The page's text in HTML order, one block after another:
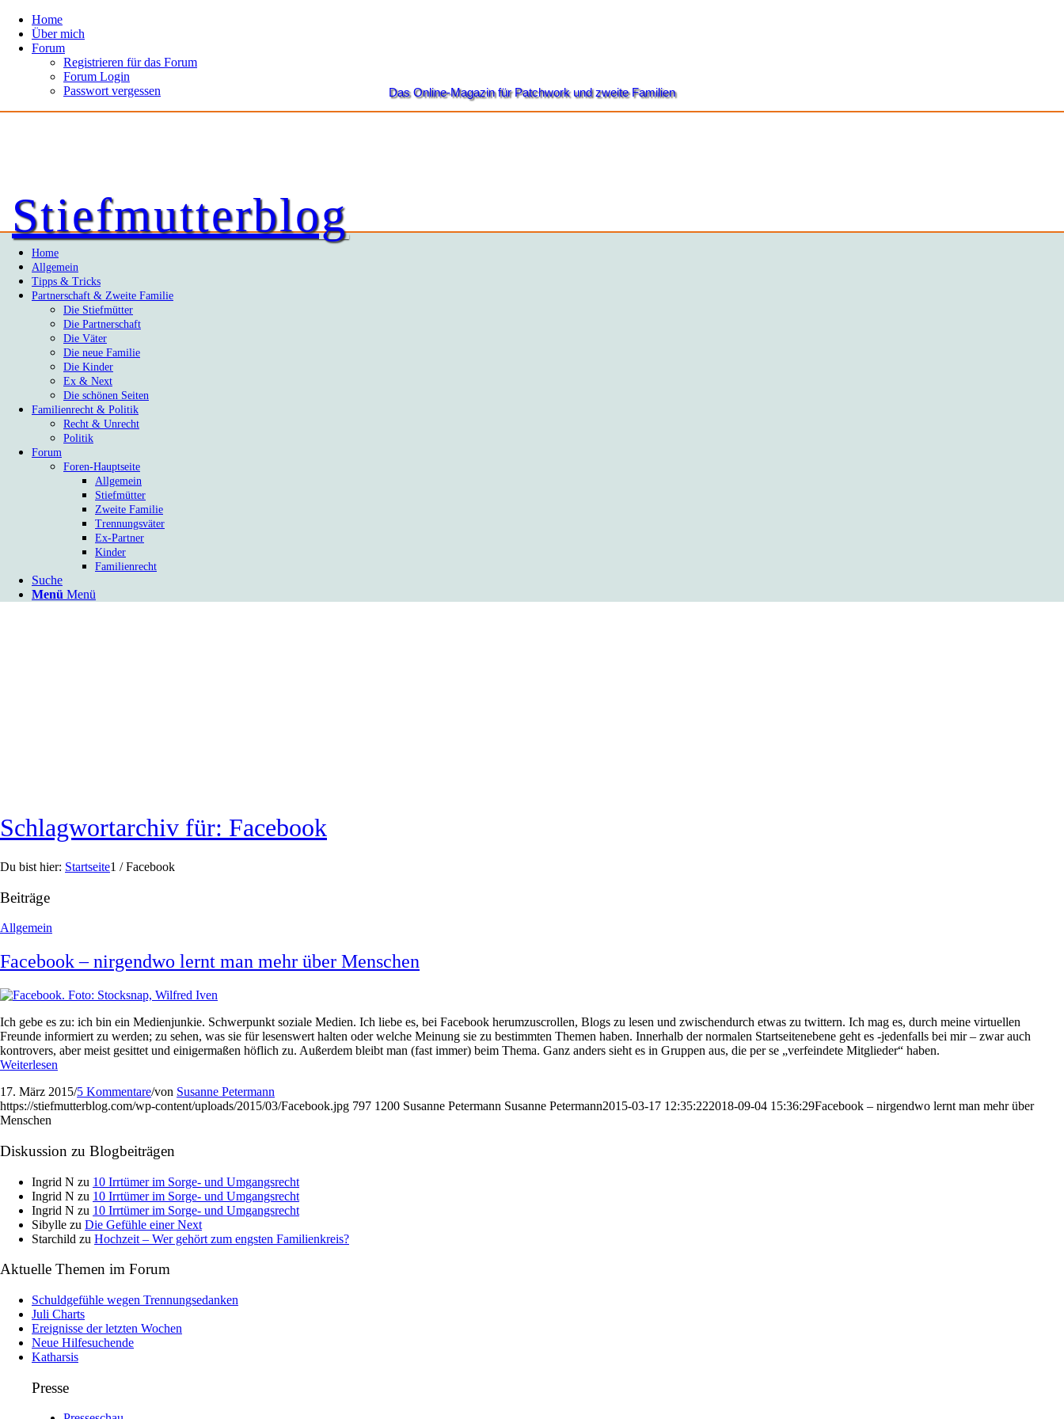
Home
Über mich
Forum
Registrieren für das Forum
Forum Login
Passwort vergessen
Stiefmutterblog
Das Online-Magazin für Patchwork und zweite Familien
Home
Allgemein
Tipps & Tricks
Partnerschaft & Zweite Familie
Die Stiefmütter
Die Partnerschaft
Die Väter
Die neue Familie
Die Kinder
Ex & Next
Die schönen Seiten
Familienrecht & Politik
Recht & Unrecht
Politik
Forum
Foren-Hauptseite
Allgemein
Stiefmütter
Zweite Familie
Trennungsväter
Ex-Partner
Kinder
Familienrecht
Suche
Menü Menü
Schlagwortarchiv für: Facebook
Du bist hier: Startseite1 / Facebook
Beiträge
Allgemein
Facebook – nirgendwo lernt man mehr über Menschen
Ich gebe es zu: ich bin ein Medienjunkie. Schwerpunkt soziale Medien. Ich liebe es, bei Facebook herumzuscrollen, Blogs zu lesen und zwischendurch etwas zu twittern. Ich mag es, durch meine virtuellen
Freunde informiert zu werden; zu sehen, was sie für lesenswert halten oder welche Meinung sie zu bestimmten Themen haben. Innerhalb der normalen Startseitenebene geht es -jedenfalls bei mir – zwar auch
kontrovers, aber meist gesittet und einigermaßen höflich zu. Außerdem bleibt man (fast immer) beim Thema. Ganz anders sieht es in Gruppen aus, die per se „verfeindete Mitglieder“ haben.
Weiterlesen
17. März 2015/5 Kommentare/von Susanne Petermann
https://stiefmutterblog.com/wp-content/uploads/2015/03/Facebook.jpg 797 1200 Susanne Petermann Susanne Petermann2015-03-17 12:35:222018-09-04 15:36:29Facebook – nirgendwo lernt man mehr über
Menschen
Diskussion zu Blogbeiträgen
Ingrid N zu 10 Irrtümer im Sorge- und Umgangsrecht
Ingrid N zu 10 Irrtümer im Sorge- und Umgangsrecht
Ingrid N zu 10 Irrtümer im Sorge- und Umgangsrecht
Sibylle zu Die Gefühle einer Next
Starchild zu Hochzeit – Wer gehört zum engsten Familienkreis?
Aktuelle Themen im Forum
Schuldgefühle wegen Trennungsedanken
Juli Charts
Ereignisse der letzten Wochen
Neue Hilfesuchende
Katharsis
Presse